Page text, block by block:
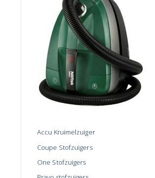
Accu Kruimelzuiger
Coupe Stofzuigers
One Stofzuigers